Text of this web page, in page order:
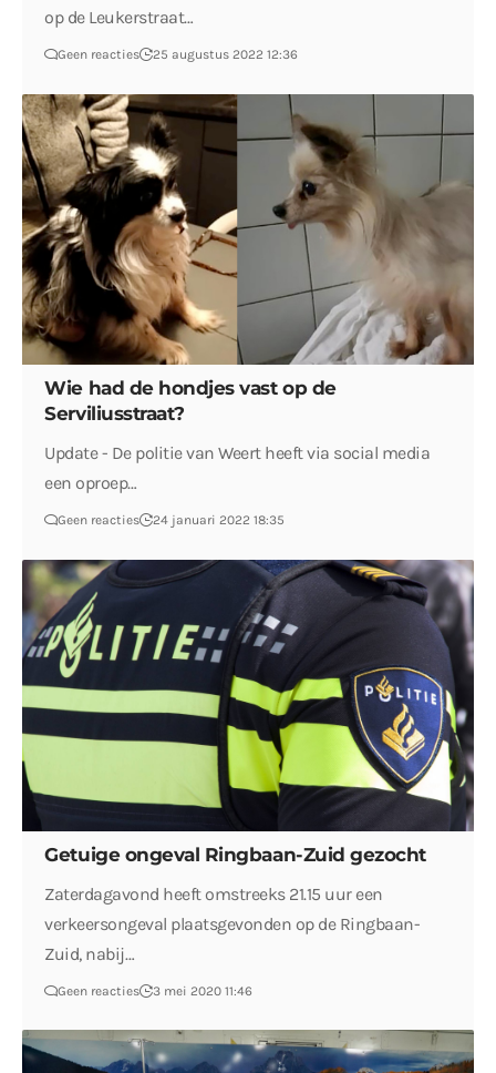
op de Leukerstraat…
Geen reacties 25 augustus 2022 12:36
Wie had de hondjes vast op de
Serviliusstraat?
Update - De politie van Weert heeft via social media
een oproep…
Geen reacties 24 januari 2022 18:35
Getuige ongeval Ringbaan-Zuid gezocht
Zaterdagavond heeft omstreeks 21.15 uur een
verkeersongeval plaatsgevonden op de Ringbaan-
Zuid, nabij…
Geen reacties 3 mei 2020 11:46